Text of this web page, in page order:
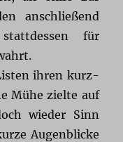
anschließend
für
ihren kurz-
Mühe zielte auf
wieder Sinn
Augenblicke